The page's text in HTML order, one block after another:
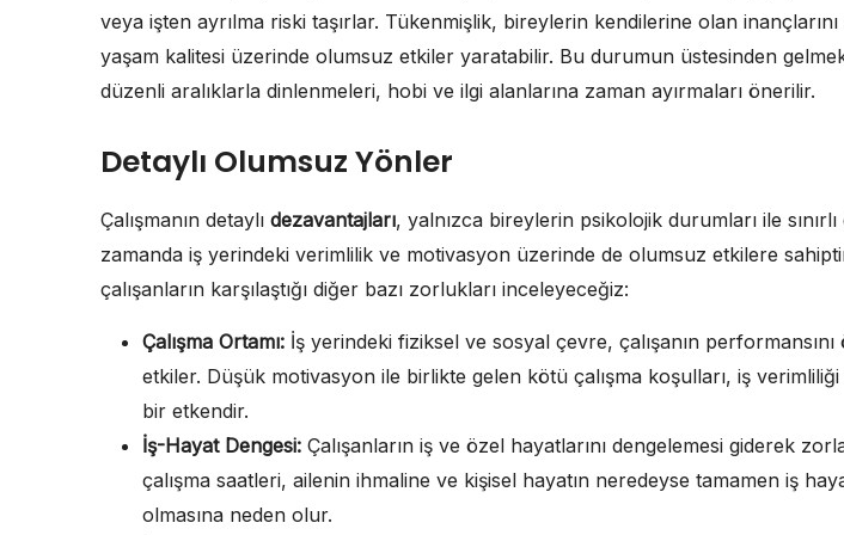
veya işten ayrılma riski taşırlar. Tükenmişlik, bireylerin kendilerine olan
yaşam kalitesi üzerinde olumsuz etkiler yaratabilir. Bu durumun üstesinden
düzenli aralıklarla dinlenmeleri, hobi ve ilgi alanlarına zaman ayırmaları önerilir.
Detaylı Olumsuz Yönler
Çalışmanın detaylı dezavantajları, yalnızca bireylerin psikolojik durumları ile sınırlı
zamanda iş yerindeki verimlilik ve motivasyon üzerinde de olumsuz etkilere
çalışanların karşılaştığı diğer bazı zorlukları inceleyeceğiz:
Çalışma Ortamı: İş yerindeki fiziksel ve sosyal çevre, çalışanın
etkiler. Düşük motivasyon ile birlikte gelen kötü çalışma koşulları, iş
bir etkendir.
İş-Hayat Dengesi: Çalışanların iş ve özel hayatlarını dengelemesi giderek
çalışma saatleri, ailenin ihmaline ve kişisel hayatın neredeyse tamamen iş
olmasına neden olur.